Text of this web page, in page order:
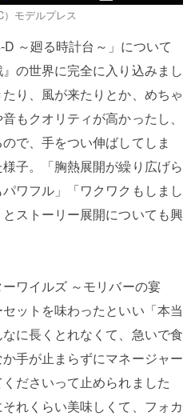
）モデルプレス
D ～廻る時計台～」について
の世界に完全に入り込みまし
り、風が来たりとか、めちゃ
もクオリティが高かったし、
で、手をつい伸ばしてしま
子。「胸熱展開が繰り広げら
ワフル」「ワクワクもしまし
ストーリー展開についても興
ワイルズ ～モリバーの宴
ットを味わったといい「本当
に長くとれなくて、急いで食
手が止まらずにマネージャー
ださいって止められました
それくらい美味しくて、フォカ